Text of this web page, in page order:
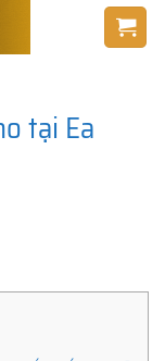
tại Ea